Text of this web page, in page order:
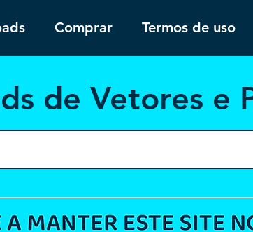
Comprar Termos de uso
ds de Vetores e